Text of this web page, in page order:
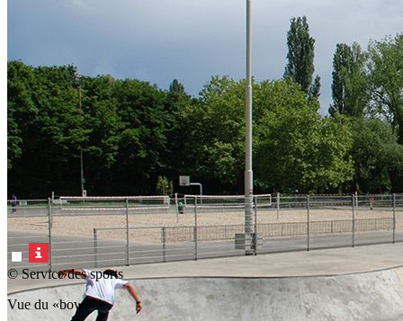
© Service des sports
Vue du «bowl»